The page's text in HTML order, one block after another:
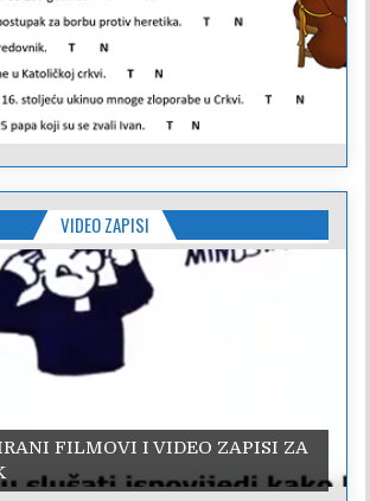
VIDEO ZAPISI
FILMOVI I VIDEO ZAPISI ZA